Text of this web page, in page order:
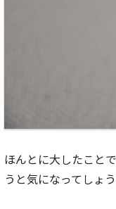
ほんとに大したこと
うと気になってしょう